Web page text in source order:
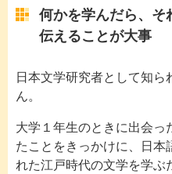
何かを学んだら、そ
伝えることが大事
日本文学研究者として知ら
ん。
大学１年生のときに出会っ
たことをきっかけに、日本
れた江戸時代の文学を学ぶ